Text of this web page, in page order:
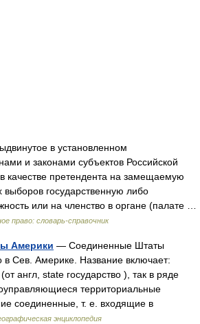
в установленном
и законами субъектов Российской
качестве претендента на замещаемую
государственную либо
или на членство в органе (палате …
право: словарь-справочник
Америки — Соединенные Штаты
Сев. Америке. Название включает:
англ, state государство ), так в ряде
территориальные
соединенные, т. е. входящие в
энциклопедия